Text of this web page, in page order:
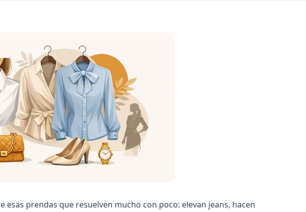
esas prendas que resuelven mucho con poco: elevan jeans, hacen